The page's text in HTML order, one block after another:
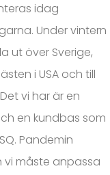
idag
Under vintern
ut över Sverige,
i USA och till
vi har är en
en kundbas som
Pandemin
vi måste anpassa